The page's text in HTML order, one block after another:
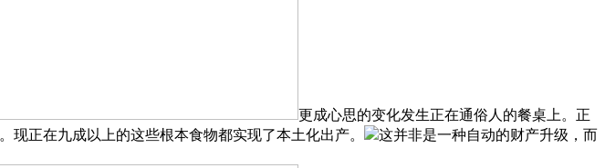
更成心思的变化发生正在通俗人的餐桌上。正
正在九成以上的这些根本食物都实现了本土化出产。
这并非是一种自动的财产升级，而